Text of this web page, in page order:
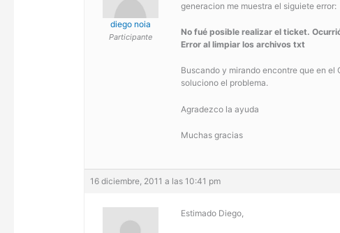
diego noia
Participante
generacion me muestra el siguiete error:
No fué posible realizar el ticket.
Error al limpiar los archivos txt
Buscando y mirando encontre que en el
soluciono el problema.
Agradezco la ayuda
Muchas gracias
16 diciembre, 2011 a las 10:41 pm
Estimado Diego,